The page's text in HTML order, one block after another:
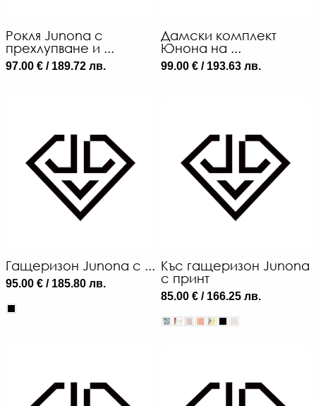
Рокля Junona с
прехлупване и ...
97.00 € / 189.72 лв.
Дамски комплект
Юнона на ...
99.00 € / 193.63 лв.
Гащеризон Junona с ...
95.00 € / 185.80 лв.
Къс гащеризон Junona
с принт
85.00 € / 166.25 лв.